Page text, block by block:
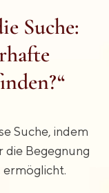
Suche:
Suche, indem
die Begegnung
ermöglicht.